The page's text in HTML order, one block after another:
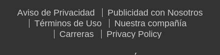
Aviso de Privacidad
Publicidad con Nosotros
Términos de Uso
Nuestra compañía
Carreras
Privacy Policy